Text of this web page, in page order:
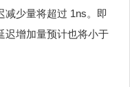
减少量将超过 1ns。即
迟增加量预计也将小于